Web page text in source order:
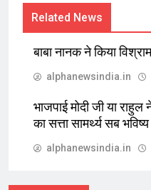
Related News
बाबा नानक ने किया
alphanewsindia.in
भाजपाई मोदी जी या
का सत्ता सामर्थ्य सब
alphanewsindia.in